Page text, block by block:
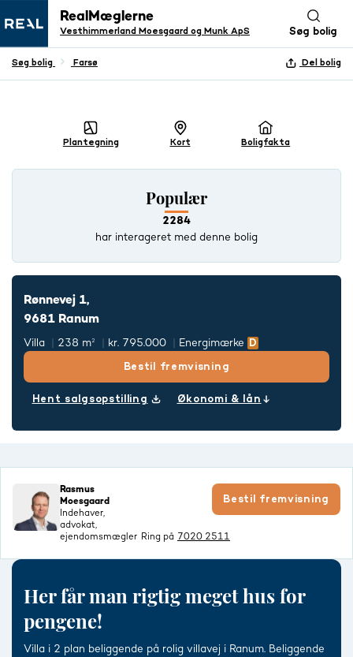
RealMæglerne
Vesthimmerland Moesgaard og Munk ApS Søg bolig
Søg bolig Farsø Del bolig
+ 17 BILLEDER
Boligfakta
Plantegning Kort
Populær
2284
har interageret med denne bolig
Rønnevej 1,
9681 Ranum
Villa 238 m² kr. 795.000 Energimærke
Bestil fremvisning
Hent salgsopstilling Økonomi & lån
Rasmus
Moesgaard
Indehaver,
advokat,
ejendomsmægler
Bestil fremvisning
Ring på 7020 2511
Her får man rigtig meget hus for
pengene!
Villa i 2 plan beliggende på rolig villavej i Ranum. Beliggende